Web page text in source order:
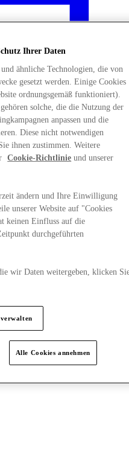
Ihrer Daten
ähnliche Technologien, die von
gesetzt werden. Einige Cookies
ordnungsgemäß funktioniert).
solche, die die Nutzung der
anpassen und die
Diese nicht notwendigen
ihnen zustimmen. Weitere
Cookie-Richtlinie und unserer
ändern und Ihre Einwilligung
unserer Website auf "Cookies
keinen Einfluss auf die
durchgeführten
wir Daten weitergeben, klicken
Alle Cookies annehmen